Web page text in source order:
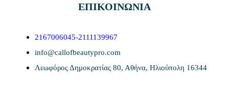
ΕΠΙΚΟΙΝΩΝΙΑ
2167006045-2111139967
info@callofbeautypro.com
Λεωφόρος Δημοκρατίας 80, Αθήνα, Ηλιούπολη 16344